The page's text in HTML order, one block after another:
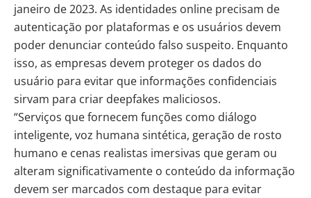
janeiro de 2023. As identidades online precisam de
autenticação por plataformas e os usuários devem
poder denunciar conteúdo falso suspeito. Enquanto
isso, as empresas devem proteger os dados do
usuário para evitar que informações confidenciais
sirvam para criar deepfakes maliciosos.
“Serviços que fornecem funções como diálogo
inteligente, voz humana sintética, geração de rosto
humano e cenas realistas imersivas que geram ou
alteram significativamente o conteúdo da informação
devem ser marcados com destaque para evitar